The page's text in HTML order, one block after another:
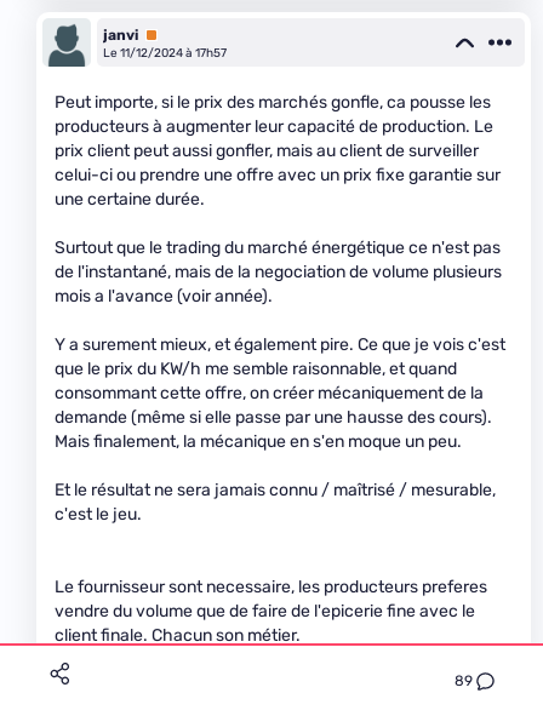
89
janvi Premium
Le 11/12/2024 à 17h57
Peut importe, si le prix des marchés gonfle, ca pousse les
producteurs à augmenter leur capacité de production. Le
prix client peut aussi gonfler, mais au client de surveiller
celui-ci ou prendre une offre avec un prix fixe garantie sur
une certaine durée.
Surtout que le trading du marché énergétique ce n'est pas
de l'instantané, mais de la negociation de volume plusieurs
mois a l'avance (voir année).
Y a surement mieux, et également pire. Ce que je vois c'est
que le prix du KW/h me semble raisonnable, et quand
consommant cette offre, on créer mécaniquement de la
demande (même si elle passe par une hausse des cours).
Mais finalement, la mécanique en s'en moque un peu.
Et le résultat ne sera jamais connu / maîtrisé / mesurable,
c'est le jeu.
Le fournisseur sont necessaire, les producteurs preferes
vendre du volume que de faire de l'epicerie fine avec le
client finale. Chacun son métier.